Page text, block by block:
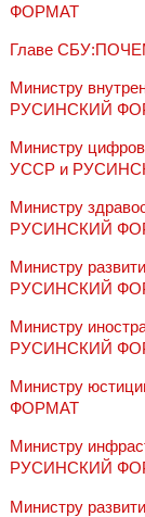
ФОРМАТ
Главе
Министру
РУСИНСКИЙ
Министру
УССР и
Министру
РУСИНСКИЙ
Министру
РУСИНСКИЙ
Министру
РУСИНСКИЙ
Министру
ФОРМАТ
Министру
РУСИНСКИЙ
Министру